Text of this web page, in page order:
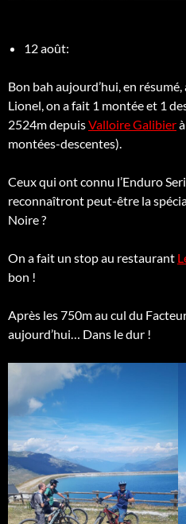
12 août:
Bon bah aujourd’hui, en résumé,
Lionel, on a fait 1 montée et 1
2524m depuisValloire Galibier
montées-descentes).
Ceux qui ont connu l’Enduro
reconnaîtront peut-être la
Noire ?
On a fait un stop au restaurant
bon !
Après les 750m au cul du
aujourd’hui… Dans le dur !